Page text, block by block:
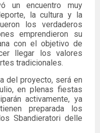
un encuentro muy
la cultura y la
los verdaderos
emprendieron su
con el objetivo de
llegar los valores
tradicionales.
del proyecto, será en
en plenas fiestas
activamente, ya
preparada los
Sbandieratori delle